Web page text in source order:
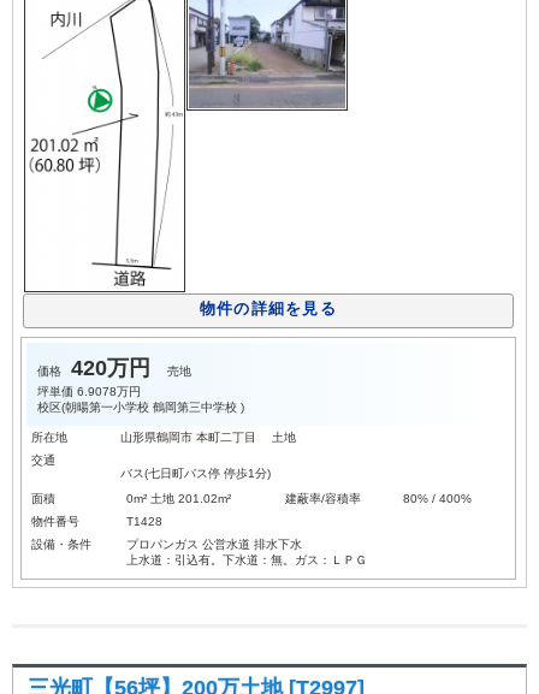
物件の詳細を見る
価格 420万円
売地
坪単価 6.9078万円
校区(朝暘第一小学校 鶴岡第三中学校 )
所在地
山形県鶴岡市 本町二丁目 土地
交通
バス(七日町バス停 停歩1分)
面積
0m² 土地 201.02m² 建蔽率/容積率
80% / 400%
物件番号
T1428
設備・条件
プロパンガス 公営水道 排水下水
上水道：引込有。下水道：無。ガス：ＬＰＧ
三光町【56坪】200万土地 [T2997]